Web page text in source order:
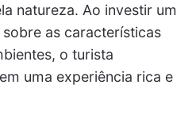
natureza. Ao investir um
as características
o turista
uma experiência rica e